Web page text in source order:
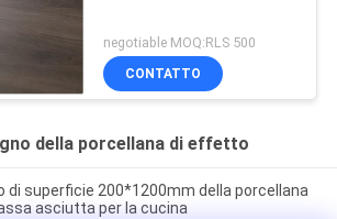
negotiable MOQ:RLS 500
CONTATTO
della porcellana di effetto
di superficie 200*1200mm della porcellana
asciutta per la cucina